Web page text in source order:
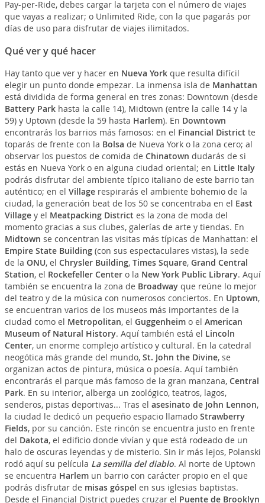
Pay-per-Ride, debes cargar la tarjeta con el número de viajes
que vayas a realizar; o Unlimited Ride, con la que pagarás por
días de uso para disfrutar de viajes ilimitados.
Qué ver y qué hacer
Hay tanto que ver y hacer en Nueva Yorkque resulta difícil
elegir un punto donde empezar. La inmensa isla de Manhattan
está dividida de forma general en tres zonas: Downtown (desde
Battery Parkhasta la calle 14), Midtown (entre la calle 14 y la
59) y Uptown (desde la 59 hasta Harlem). En Downtown
encontrarás los barrios más famosos: en el Financial District te
toparás de frente con la Bolsa de Nueva York o la zona cero; al
observar los puestos de comida de Chinatown dudarás de si
estás en Nueva York o en alguna ciudad oriental; en Little Italy
podrás disfrutar del ambiente típico italiano de este barrio tan
auténtico; en el Villagerespirarás el ambiente bohemio de la
ciudad, la generación beat de los 50 se concentraba en el East
Villagey el Meatpacking District es la zona de moda del
momento gracias a sus clubes, galerías de arte y tiendas. En
Midtown se concentran las visitas más típicas de Manhattan: el
Empire State Building(con sus espectaculares vistas), la sede
de la ONU, el Chrysler Building, Times Square, Grand Central
Station, el Rockefeller Centero la New York Public Library. Aquí
también se encuentra la zona de Broadwayque reúne lo mejor
del teatro y de la música con numerosos conciertos. En Uptown,
se encuentran varios de los museos más importantes de la
ciudad como el Metropolitan, el Guggenheimo el American
Museum of Natural History. Aquí también está el Lincoln
Center, un enorme complejo artístico y cultural. En la catedral
neogótica más grande del mundo, St. John the Divine, se
organizan actos de pintura, música o poesía. Aquí también
encontrarás el parque más famoso de la gran manzana, Central
Park. En su interior, alberga un zoológico, teatros, lagos,
senderos, pistas deportivas... Tras el asesinato de John Lennon,
la ciudad le dedicó un pequeño espacio llamado Strawberry
Fields, por su canción. Este rincón se encuentra justo en frente
del Dakota, el edificio donde vivían y que está rodeado de un
halo de oscuras leyendas y de misterio. Sin ir más lejos, Polanski
rodó aquí su película La semilla del diablo. Al norte de Uptown
se encuentra Harlemun barrio con carácter propio en el que
podrás disfrutar de misas góspel en sus iglesias baptistas.
Desde el Financial District puedes cruzar el Puente de Brooklyn